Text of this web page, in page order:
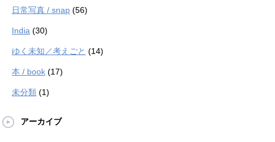
日常写真 / snap (56)
India (30)
ゆく未知／考えごと (14)
本 / book (17)
未分類 (1)
アーカイブ